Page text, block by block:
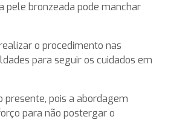
pele bronzeada pode manchar
o procedimento nas
para seguir os cuidados em
pois a abordagem
para não postergar o